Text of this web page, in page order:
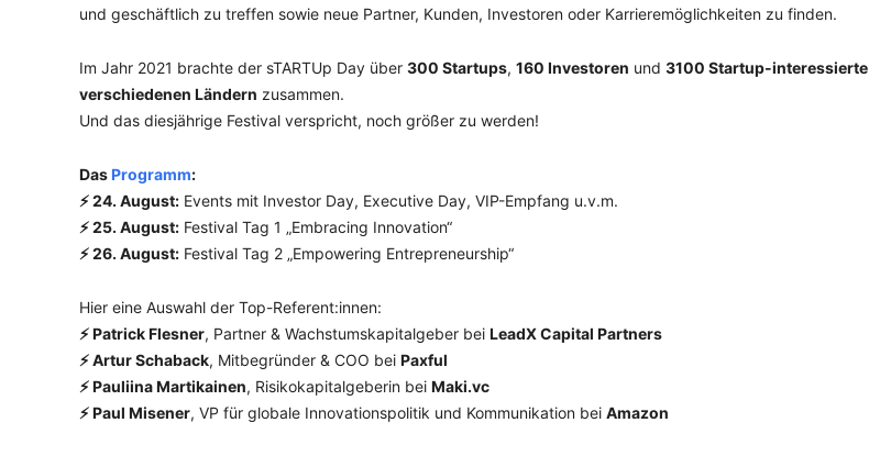
und geschäftlich zu treffen sowie neue Partner, Kunden, Investoren oder Karrieremöglichkeiten zu finden.
Im Jahr 2021 brachte der sTARTUp Day über 300 Startups, 160 Investoren und 3100 Startup-interessierte
verschiedenen Ländern zusammen.
Und das diesjährige Festival verspricht, noch größer zu werden!
DasProgramm:
⚡ 24. August: Events mit Investor Day, Executive Day, VIP-Empfang u.v.m.
⚡ 25. August: Festival Tag 1 „Embracing Innovation“
⚡ 26. August: Festival Tag 2 „Empowering Entrepreneurship“
Hier eine Auswahl der Top-Referent:innen:
⚡ Patrick Flesner, Partner & Wachstumskapitalgeber bei LeadX Capital Partners
⚡ Artur Schaback, Mitbegründer & COO bei Paxful
⚡ Pauliina Martikainen, Risikokapitalgeberin bei Maki.vc
⚡ Paul Misener, VP für globale Innovationspolitik und Kommunikation bei Amazon